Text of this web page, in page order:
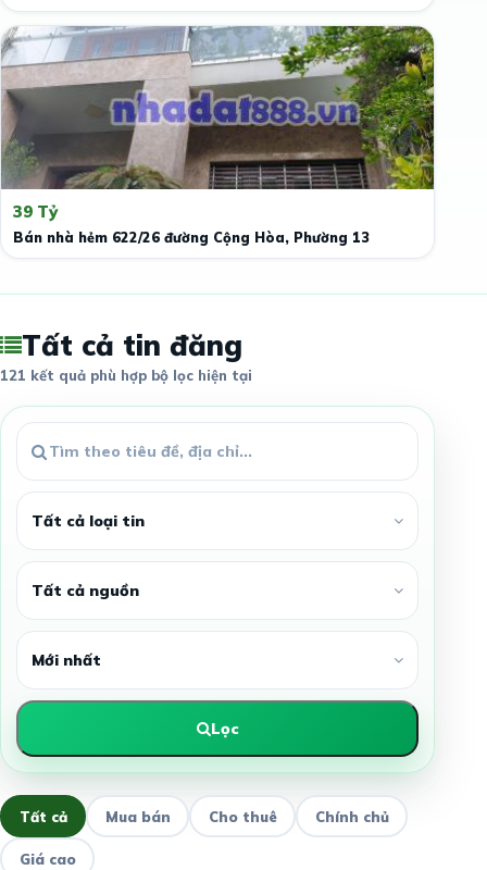
39 Tỷ
Bán nhà hẻm 622/26 đường Cộng Hòa, Phường 13
Tất cả tin đăng
121 kết quả phù hợp bộ lọc hiện tại
Lọc
Tất cả Mua bán Cho thuê Chính chủ
Giá cao